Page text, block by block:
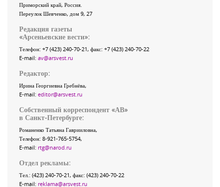
Приморский край, Россия
Переулок Шевченко, дом 9, 27
Редакция газеты
«Арсеньевские вести»:
Телефон: +7 (423) 240-70-21, факс: +7 (423) 240-70-22
E-mail: av@arsvest.ru
Редактор:
Ирина Георгиевна Гребнёва,
E-mail: editor@arsvest.ru
Собственный корреспондент «АВ»
в Санкт-Петербурге:
Романенко Татьяна Гаврииловна,
Телефон: 8-921-765-5754,
E-mail: rtg@narod.ru
Отдел рекламы:
Тел.: (423) 240-70-21, факс: (423) 240-70-22
E-mail: reklama@arsvest.ru